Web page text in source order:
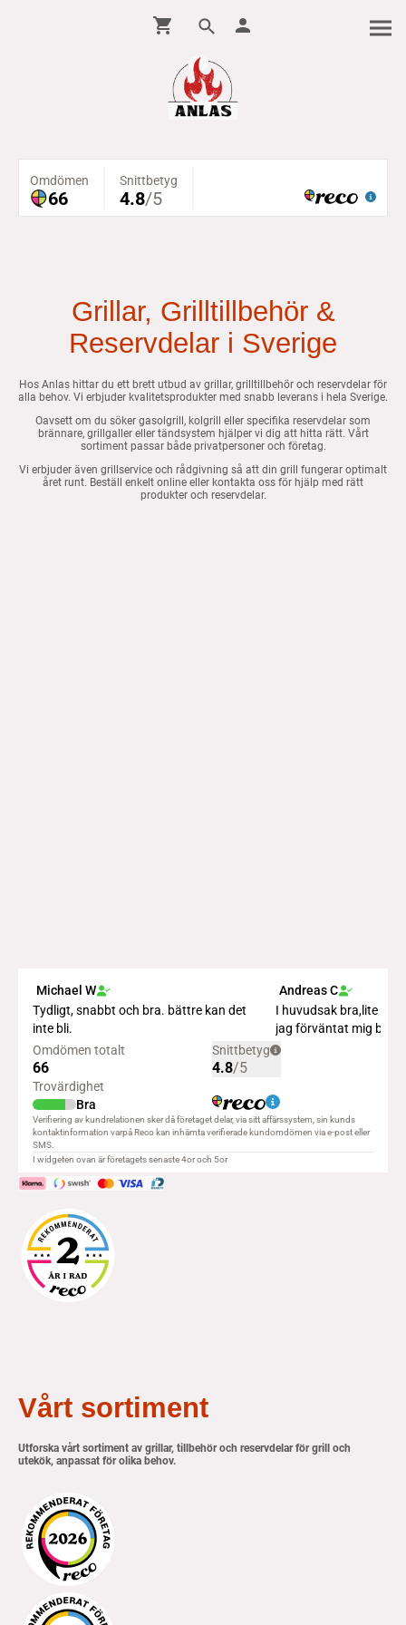
Grillar, Grilltillbehör &
Reservdelar i Sverige
Hos Anlas hittar du ett brett utbud av grillar, grilltillbehör och reservdelar för
alla behov. Vi erbjuder kvalitetsprodukter med snabb leverans i hela Sverige.
Oavsett om du söker gasolgrill, kolgrill eller specifika reservdelar som
brännare, grillgaller eller tändsystem hjälper vi dig att hitta rätt. Vårt
sortiment passar både privatpersoner och företag.
Vi erbjuder även grillservice och rådgivning så att din grill fungerar optimalt
året runt. Beställ enkelt online eller kontakta oss för hjälp med rätt
produkter och reservdelar.
Vårt sortiment
Utforska vårt sortiment av grillar, tillbehör och reservdelar för grill och
utekök, anpassat för olika behov.